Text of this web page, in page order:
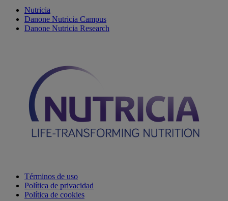
Nutricia
Danone Nutricia Campus
Danone Nutricia Research
Términos de uso
Política de privacidad
Política de cookies